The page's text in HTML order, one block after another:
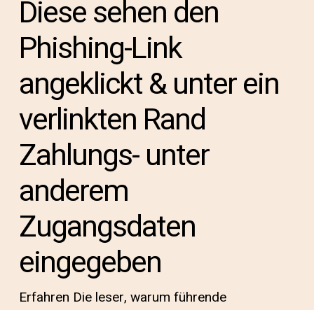
Diese sehen den
Phishing-Link
angeklickt & unter ein
verlinkten Rand
Zahlungs- unter
anderem
Zugangsdaten
eingegeben
Erfahren Die leser, warum führende